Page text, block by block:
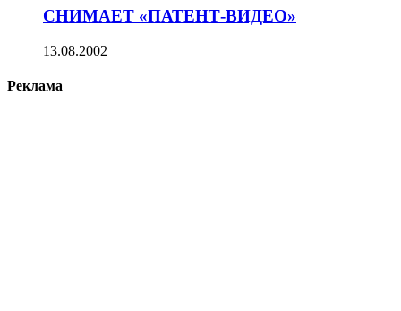
СНИМАЕТ «ПАТЕНТ-ВИДЕО»
13.08.2002
Реклама